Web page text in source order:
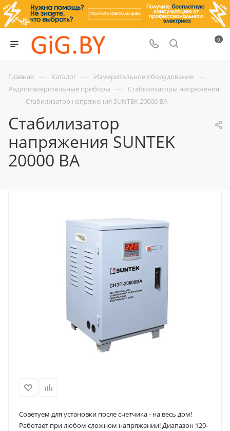
0
Главная — Каталог — Измерительное оборудование —
Радиоизмерительные приборы — Стабилизаторы напряжения
— Стабилизатор напряжения SUNTEK 20000 ВА
Стабилизатор
напряжения SUNTEK
20000 ВА
Советуем для установки после счетчика - на весь дом!
Работает при любом сложном напряжении! Диапазон 120-